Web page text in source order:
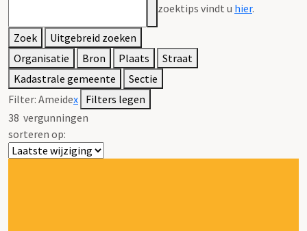
zoektips vindt u hier.
Zoek
Uitgebreid zoeken
Organisatie
Bron Plaats
Straat
Kadastrale gemeente
Sectie
Filter: Ameidex Filters legen
38 vergunningen
sorteren op: